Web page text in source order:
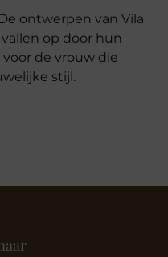
ontwerpen van Vila
op door hun
de vrouw die
stijl.